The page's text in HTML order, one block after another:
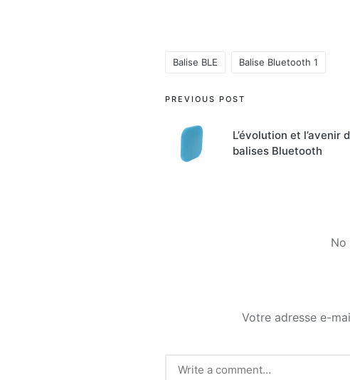
Tags:
Balise BLE Balise Bluetooth 1
Post
navigation
PREVIOUS POST
L’évolution et l’avenir
balises Bluetooth
No
Votre adresse e-